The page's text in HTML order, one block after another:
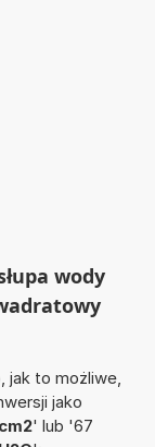
wody
jak to możliwe,
jako
' lub '67